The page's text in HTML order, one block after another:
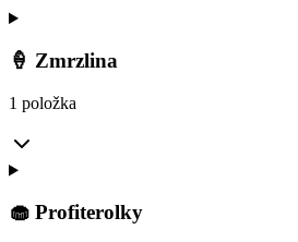
🍦 Zmrzlina
1 položka
🧁 Profiterolky